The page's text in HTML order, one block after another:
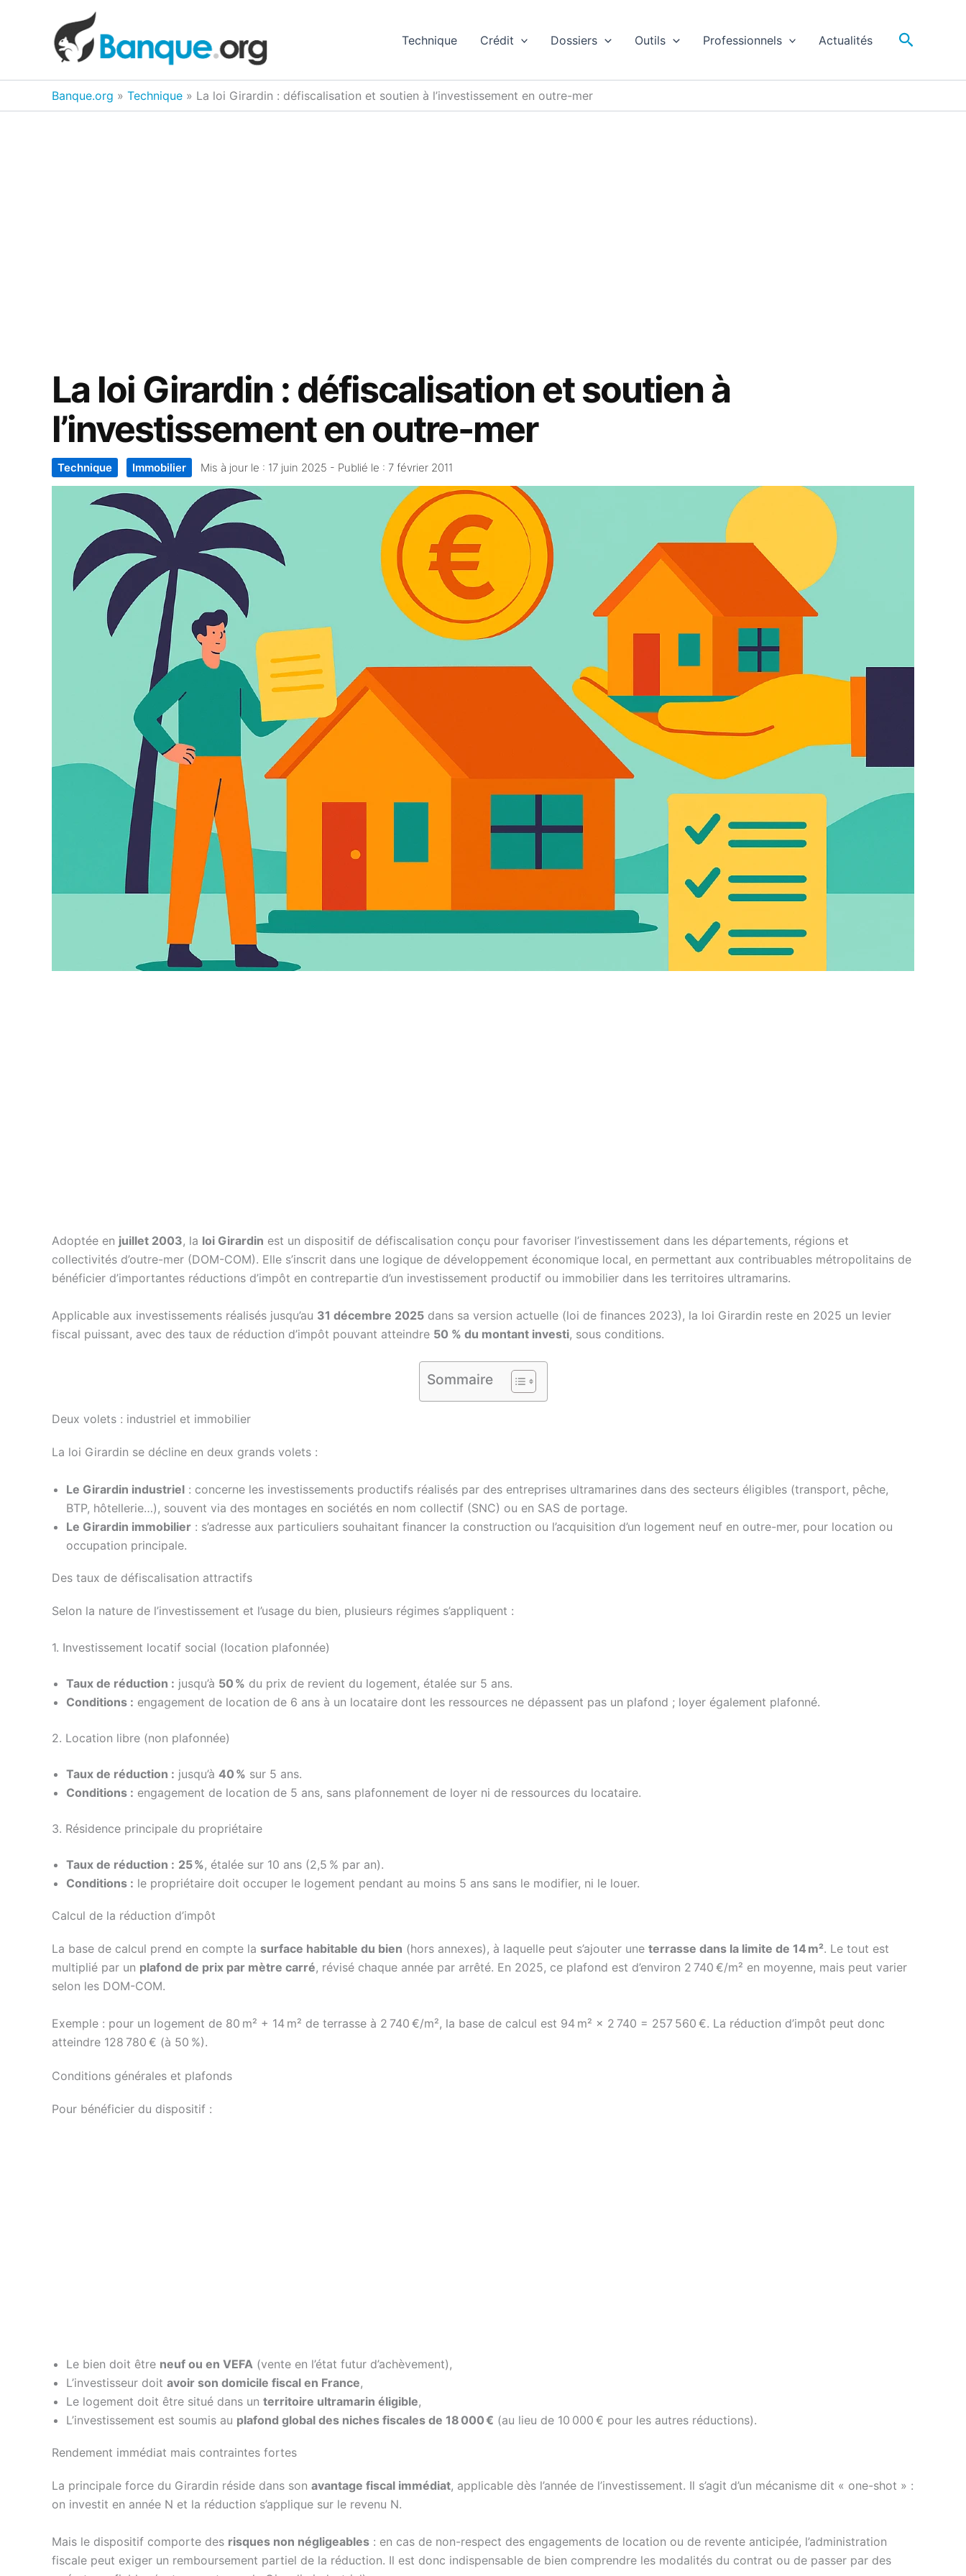
Technique Crédit Dossiers Outils Professionnels Actualités
Banque.org » Technique » La loi Girardin : défiscalisation et soutien à l’investissement en outre-mer
La loi Girardin : défiscalisation et soutien à
l’investissement en outre-mer
Technique Immobilier Mis à jour le : 17 juin 2025 - Publié le : 7 février 2011
Adoptée en juillet 2003, la loi Girardin est un dispositif de défiscalisation conçu pour favoriser l’investissement dans les départements, régions et
collectivités d’outre-mer (DOM-COM). Elle s’inscrit dans une logique de développement économique local, en permettant aux contribuables métropolitains de
bénéficier d’importantes réductions d’impôt en contrepartie d’un investissement productif ou immobilier dans les territoires ultramarins.
Applicable aux investissements réalisés jusqu’au 31 décembre 2025 dans sa version actuelle (loi de finances 2023), la loi Girardin reste en 2025 un levier
fiscal puissant, avec des taux de réduction d’impôt pouvant atteindre 50 % du montant investi, sous conditions.
Sommaire
Deux volets : industriel et immobilier
La loi Girardin se décline en deux grands volets :
Le Girardin industriel : concerne les investissements productifs réalisés par des entreprises ultramarines dans des secteurs éligibles (transport, pêche,
BTP, hôtellerie…), souvent via des montages en sociétés en nom collectif (SNC) ou en SAS de portage.
Le Girardin immobilier : s’adresse aux particuliers souhaitant financer la construction ou l’acquisition d’un logement neuf en outre-mer, pour location ou
occupation principale.
Des taux de défiscalisation attractifs
Selon la nature de l’investissement et l’usage du bien, plusieurs régimes s’appliquent :
1. Investissement locatif social (location plafonnée)
Taux de réduction : jusqu’à 50 % du prix de revient du logement, étalée sur 5 ans.
Conditions : engagement de location de 6 ans à un locataire dont les ressources ne dépassent pas un plafond ; loyer également plafonné.
2. Location libre (non plafonnée)
Taux de réduction : jusqu’à 40 % sur 5 ans.
Conditions : engagement de location de 5 ans, sans plafonnement de loyer ni de ressources du locataire.
3. Résidence principale du propriétaire
Taux de réduction : 25 %, étalée sur 10 ans (2,5 % par an).
Conditions : le propriétaire doit occuper le logement pendant au moins 5 ans sans le modifier, ni le louer.
Calcul de la réduction d’impôt
La base de calcul prend en compte la surface habitable du bien (hors annexes), à laquelle peut s’ajouter une terrasse dans la limite de 14 m². Le tout est
multiplié par un plafond de prix par mètre carré, révisé chaque année par arrêté. En 2025, ce plafond est d’environ 2 740 €/m² en moyenne, mais peut varier
selon les DOM-COM.
Exemple : pour un logement de 80 m² + 14 m² de terrasse à 2 740 €/m², la base de calcul est 94 m² × 2 740 = 257 560 €. La réduction d’impôt peut donc
atteindre 128 780 € (à 50 %).
Conditions générales et plafonds
Pour bénéficier du dispositif :
Le bien doit être neuf ou en VEFA (vente en l’état futur d’achèvement),
L’investisseur doit avoir son domicile fiscal en France,
Le logement doit être situé dans un territoire ultramarin éligible,
L’investissement est soumis au plafond global des niches fiscales de 18 000 € (au lieu de 10 000 € pour les autres réductions).
Rendement immédiat mais contraintes fortes
La principale force du Girardin réside dans son avantage fiscal immédiat, applicable dès l’année de l’investissement. Il s’agit d’un mécanisme dit « one-shot » :
on investit en année N et la réduction s’applique sur le revenu N.
Mais le dispositif comporte des risques non négligeables : en cas de non-respect des engagements de location ou de revente anticipée, l’administration
fiscale peut exiger un remboursement partiel de la réduction. Il est donc indispensable de bien comprendre les modalités du contrat ou de passer par des